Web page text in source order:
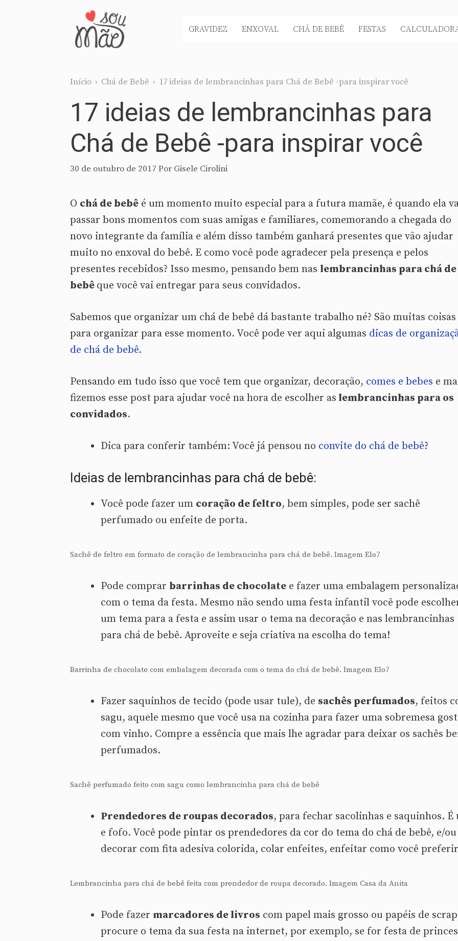
GRAVIDEZ ENXOVAL CHÁ DE BEBÊ FESTAS
Início › Chá de Bebê › 17 ideias de lembrancinhas para Chá de Bebê -para inspirar você
17 ideias de lembrancinhas para
Chá de Bebê -para inspirar você
30 de outubro de 2017 Por Gisele Cirolini
O chá de bebê é um momento muito especial para a futura mamãe, é quando ela
passar bons momentos com suas amigas e familiares, comemorando a chegada do
novo integrante da família e além disso também ganhará presentes que vão ajudar
muito no enxoval do bebê. E como você pode agradecer pela presença e pelos
presentes recebidos? Isso mesmo, pensando bem nas lembrancinhas para chá de
bebê que você vai entregar para seus convidados.
Sabemos que organizar um chá de bebê dá bastante trabalho né? São muitas coisas
para organizar para esse momento. Você pode ver aqui algumas dicas de
de chá de bebê.
Pensando em tudo isso que você tem que organizar, decoração, comes e bebes e
fizemos esse post para ajudar você na hora de escolher as lembrancinhas para os
convidados.
Dica para conferir também: Você já pensou no convite do chá de bebê?
Ideias de lembrancinhas para chá de bebê:
Você pode fazer um coração de feltro, bem simples, pode ser sachê
perfumado ou enfeite de porta.
Sachê de feltro em formato de coração de lembrancinha para chá de bebê. Imagem Elo7
Pode comprar barrinhas de chocolate e fazer uma embalagem
com o tema da festa. Mesmo não sendo uma festa infantil você pode
um tema para a festa e assim usar o tema na decoração e nas lembrancinhas
para chá de bebê. Aproveite e seja criativa na escolha do tema!
Barrinha de chocolate com embalagem decorada com o tema do chá de bebê. Imagem Elo7
Fazer saquinhos de tecido (pode usar tule), de sachês perfumados, feitos
sagu, aquele mesmo que você usa na cozinha para fazer uma sobremesa
com vinho. Compre a essência que mais lhe agradar para deixar os sachês
perfumados.
Sachê perfumado feito com sagu como lembrancinha para chá de bebê
Prendedores de roupas decorados, para fechar sacolinhas e saquinhos.
e fofo. Você pode pintar os prendedores da cor do tema do chá de bebê, e/ou
decorar com fita adesiva colorida, colar enfeites, enfeitar como você
Lembrancinha para chá de bebê feita com prendedor de roupa decorado. Imagem Casa da Anita
Pode fazer marcadores de livros com papel mais grosso ou papéis de
procure o tema da sua festa na internet, por exemplo, se for festa de